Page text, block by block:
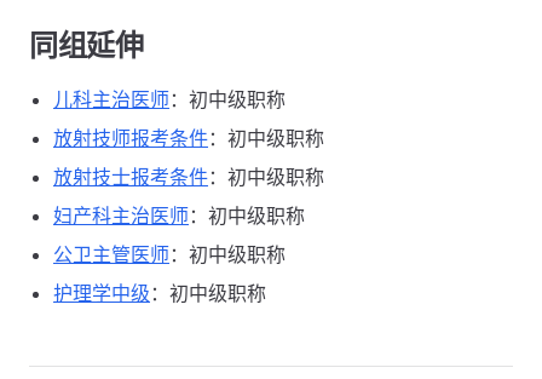
同组延伸
儿科主治医师：初中级职称
放射技师报考条件：初中级职称
放射技士报考条件：初中级职称
妇产科主治医师：初中级职称
公卫主管医师：初中级职称
护理学中级 ：初中级职称